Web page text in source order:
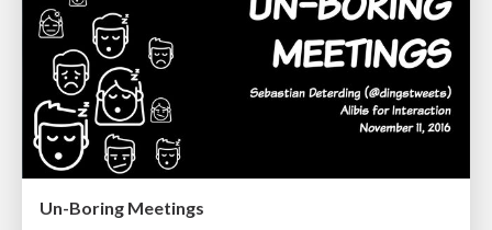
Un-Boring Meetings